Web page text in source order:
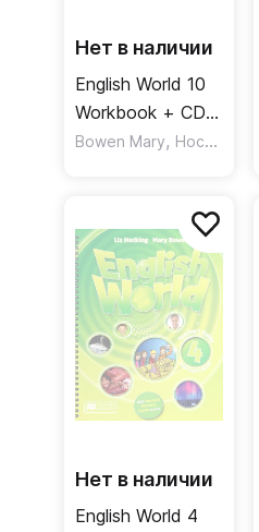
Нет в наличии
English World 10
Workbook + CD /
Рабочая тетрадь
Bowen Mary, Hocking Liz
Нет в наличии
English World 4